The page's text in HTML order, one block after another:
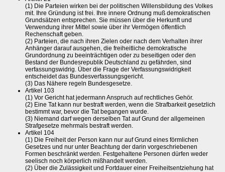
(1) Die Parteien wirken bei der politischen Willensbildung des Volkes
mit. Ihre Gründung ist frei. Ihre innere Ordnung muß demokratischen
Grundsätzen entsprechen. Sie müssen über die Herkunft und
Verwendung ihrer Mittel sowie über ihr Vermögen öffentlich
Rechenschaft geben.
(2) Parteien, die nach ihren Zielen oder nach dem Verhalten ihrer
Anhänger darauf ausgehen, die freiheitliche demokratische
Grundordnung zu beeinträchtigen oder zu beseitigen oder den
Bestand der Bundesrepublik Deutschland zu gefährden, sind
verfassungswidrig. Über die Frage der Verfassungswidrigkeit
entscheidet das Bundesverfassungsgericht.
(3) Das Nähere regeln Bundesgesetze.
Artikel 103
(1) Vor Gericht hat jedermann Anspruch auf rechtliches Gehör.
(2) Eine Tat kann nur bestraft werden, wenn die Strafbarkeit gesetzlich
bestimmt war, bevor die Tat begangen wurde.
(3) Niemand darf wegen derselben Tat auf Grund der allgemeinen
Strafgesetze mehrmals bestraft werden.
Artikel 104
(1) Die Freiheit der Person kann nur auf Grund eines förmlichen
Gesetzes und nur unter Beachtung der darin vorgeschriebenen
Formen beschränkt werden. Festgehaltene Personen dürfen weder
seelisch noch körperlich mißhandelt werden.
(2) Über die Zulässigkeit und Fortdauer einer Freiheitsentziehung hat